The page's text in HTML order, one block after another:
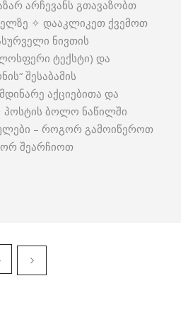
არჩევანს გთავაზობთ
✧ დააკლიკეთ ქვემოთ
ნივთის
ტექსტი) და
შესაბამის
აქციებითა და
ბოლო ნაწილში
– როგორ გამოიწეროთ
შეარჩიოთ